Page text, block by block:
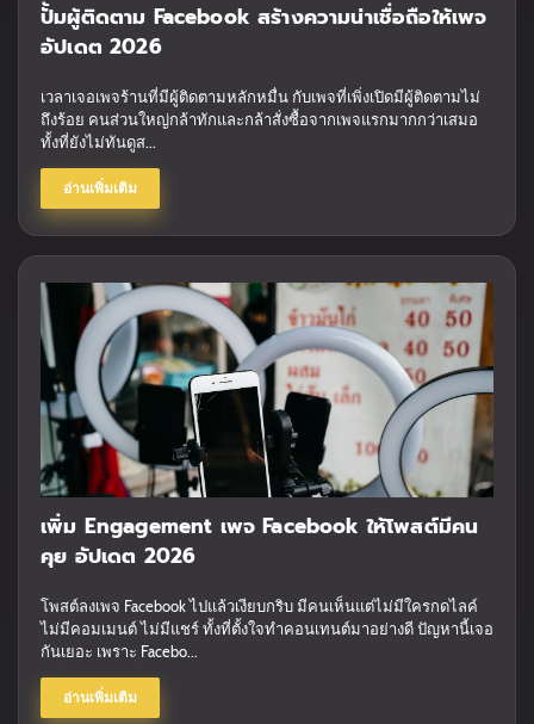
ปั้มผู้ติดตาม Facebook สร้างความน่าเชื่อถือให้เพจ
อัปเดต 2026
เวลาเจอเพจร้านที่มีผู้ติดตามหลักหมื่น กับเพจที่เพิ่งเปิดมีผู้ติดตามไม่
ถึงร้อย คนส่วนใหญ่กล้าทักและกล้าสั่งซื้อจากเพจแรกมากกว่าเสมอ
ทั้งที่ยังไม่ทันดูส...
อ่านเพิ่มเติม
เพิ่ม Engagement เพจ Facebook ให้โพสต์มีคน
คุย อัปเดต 2026
โพสต์ลงเพจ Facebook ไปแล้วเงียบกริบ มีคนเห็นแต่ไม่มีใครกดไลค์
ไม่มีคอมเมนต์ ไม่มีแชร์ ทั้งที่ตั้งใจทำคอนเทนต์มาอย่างดี ปัญหานี้เจอ
กันเยอะ เพราะ Facebo...
อ่านเพิ่มเติม